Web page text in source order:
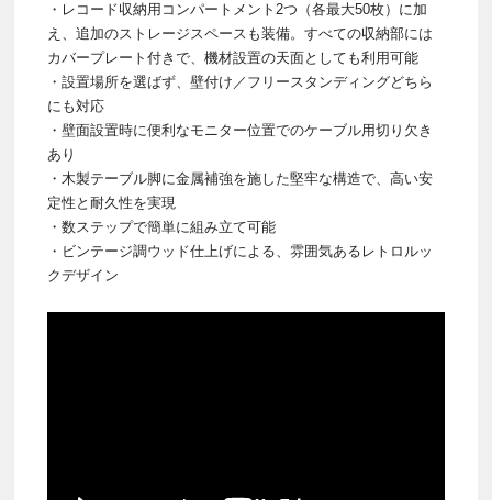
・レコード収納用コンパートメント2つ（各最大50枚）に加
え、追加のストレージスペースも装備。すべての収納部には
カバープレート付きで、機材設置の天面としても利用可能
・設置場所を選ばず、壁付け／フリースタンディングどちら
にも対応
・壁面設置時に便利なモニター位置でのケーブル用切り欠き
あり
・木製テーブル脚に金属補強を施した堅牢な構造で、高い安
定性と耐久性を実現
・数ステップで簡単に組み立て可能
・ビンテージ調ウッド仕上げによる、雰囲気あるレトロルッ
クデザイン